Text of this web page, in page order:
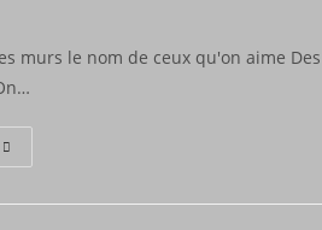
murs le nom de ceux qu'on aime